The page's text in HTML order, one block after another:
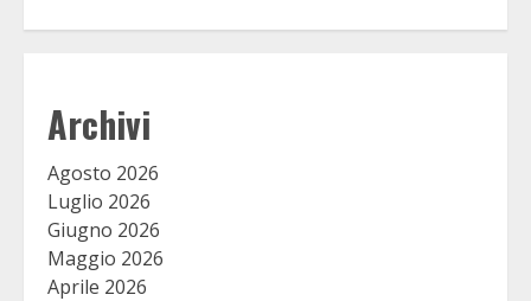
Archivi
Agosto 2026
Luglio 2026
Giugno 2026
Maggio 2026
Aprile 2026